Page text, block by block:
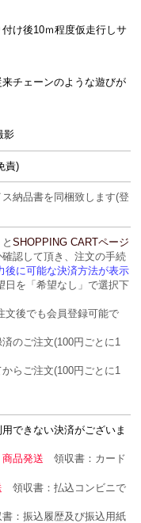
け後10ｍ程度仮走行しサ
チェーンのような遊びが
影
責)
納品書を同梱致します(登
とSHOPPING CARTページ
認して頂き、注文の手続
後に可能な決済方法が表示
日を「希望なし」で選択下
後でも会員登録可能で
のご注文(100円ごとに1
らご注文(100円ごとに1
できない決済がございま
商品発送領収書：カード
送領収書：払込コンビニで
書：振込履歴及び振込用紙